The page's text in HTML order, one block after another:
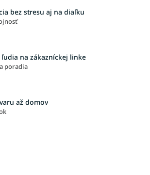
bez stresu aj na diaľku
na zákazníckej linke
poradia
až domov